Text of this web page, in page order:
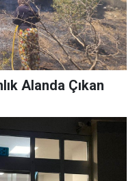
Alanda Çıkan